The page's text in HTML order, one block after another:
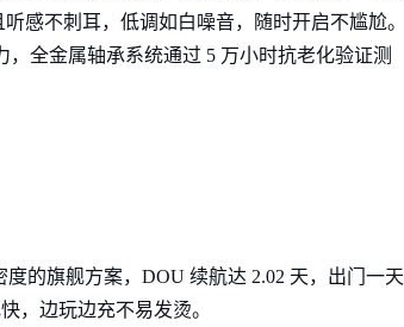
感不刺耳，低调如白噪音，随时开启不尴尬。
，全金属轴承系统通过 5 万小时抗老化验证测
的旗舰方案，DOU 续航达 2.02 天，出门一天
，边玩边充不易发烫。